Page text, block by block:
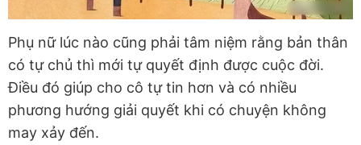
Phụ nữ lúc nào cũng phải tâm niệm rằng bản thân
có tự chủ thì mới tự quyết định được cuộc đời.
Điều đó giúp cho cô tự tin hơn và có nhiều
phương hướng giải quyết khi có chuyện không
may xảy đến.